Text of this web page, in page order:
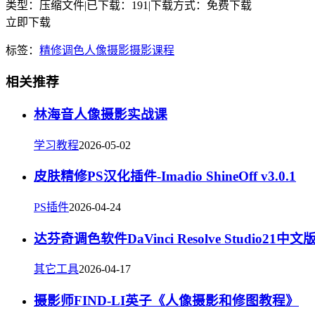
类型：压缩文件|已下载：191 |下载方式：免费下载
立即下载
标签： 精修调色人像摄影摄影课程
相关推荐
林海音人像摄影实战课
学习教程2026-05-02
皮肤精修PS汉化插件-Imadio ShineOff v3.0.1
PS插件2026-04-24
达芬奇调色软件DaVinci Resolve Studio21中文
其它工具2026-04-17
摄影师FIND-LI英子《人像摄影和修图教程》